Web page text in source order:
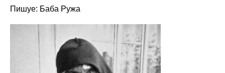
Пишуе: Баба Ружа